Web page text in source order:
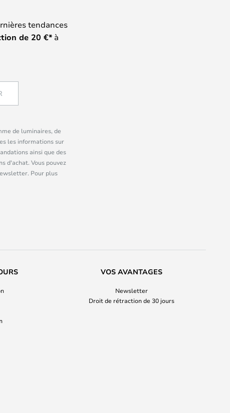
tendances
de 20 €* à
de luminaires, de
les informations sur
ainsi que des
d'achat. Vous pouvez
Pour plus
VOS AVANTAGES
Newsletter
Droit de rétraction de 30 jours